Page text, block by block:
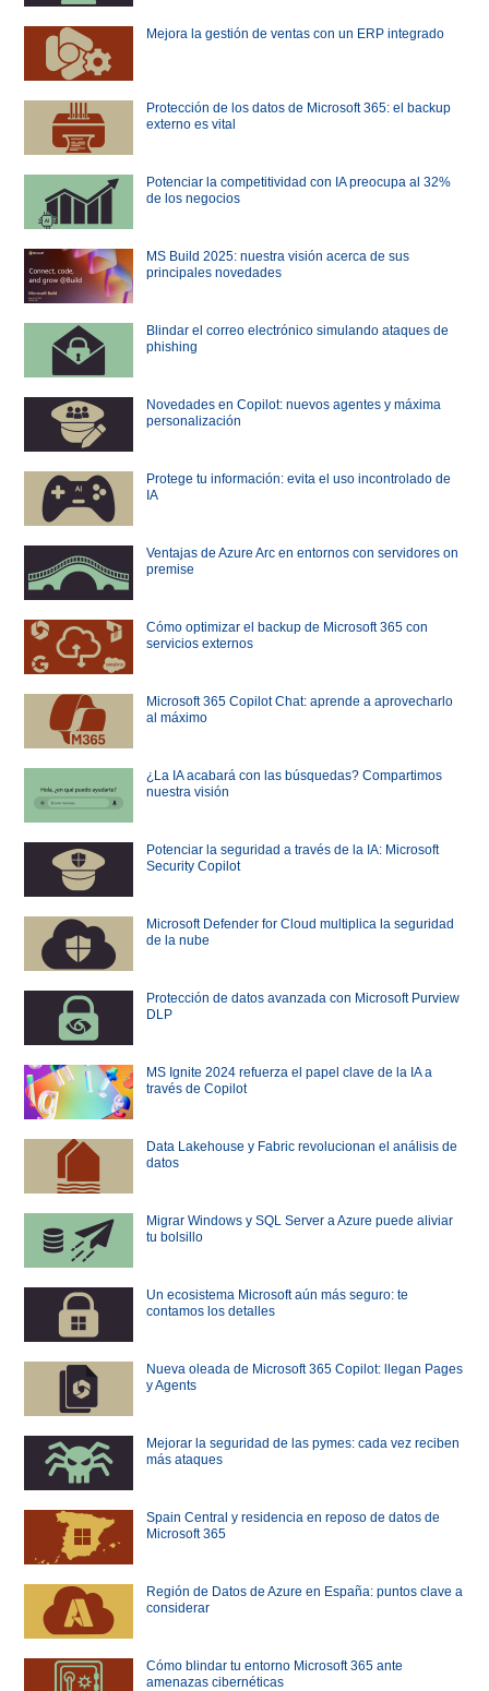
Mejora la gestión de ventas con un ERP integrado
Protección de los datos de Microsoft 365: el backup
externo es vital
Potenciar la competitividad con IA preocupa al 32%
de los negocios
MS Build 2025: nuestra visión acerca de sus
principales novedades
Blindar el correo electrónico simulando ataques de
phishing
Novedades en Copilot: nuevos agentes y máxima
personalización
Protege tu información: evita el uso incontrolado de
IA
Ventajas de Azure Arc en entornos con servidores on
premise
Cómo optimizar el backup de Microsoft 365 con
servicios externos
Microsoft 365 Copilot Chat: aprende a aprovecharlo
al máximo
¿La IA acabará con las búsquedas? Compartimos
nuestra visión
Potenciar la seguridad a través de la IA: Microsoft
Security Copilot
Microsoft Defender for Cloud multiplica la seguridad
de la nube
Protección de datos avanzada con Microsoft Purview
DLP
MS Ignite 2024 refuerza el papel clave de la IA a
través de Copilot
Data Lakehouse y Fabric revolucionan el análisis de
datos
Migrar Windows y SQL Server a Azure puede aliviar
tu bolsillo
Un ecosistema Microsoft aún más seguro: te
contamos los detalles
Nueva oleada de Microsoft 365 Copilot: llegan Pages
y Agents
Mejorar la seguridad de las pymes: cada vez reciben
más ataques
Spain Central y residencia en reposo de datos de
Microsoft 365
Región de Datos de Azure en España: puntos clave a
considerar
Cómo blindar tu entorno Microsoft 365 ante
amenazas cibernéticas